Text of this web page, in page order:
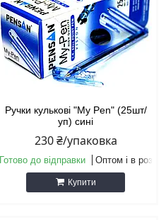
Ручки кулькові "My Pen" (25шт/
уп) сині
230 ₴/упаковка
Готово до відправки Оптом і в роздріб
Купити